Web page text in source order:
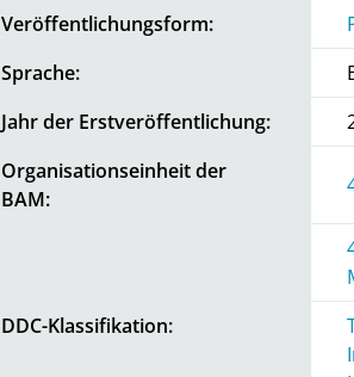
Veröffentlichungsform:
Sprache:
Jahr der Erstveröffentlichung:
Organisationseinheit der
BAM:
DDC-Klassifikation: